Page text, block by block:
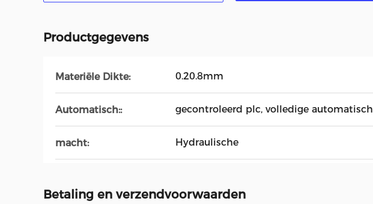
Productgegevens
Materiële Dikte: 0.20.8mm
Automatisch:: gecontroleerd plc, volledige automatisch
macht: Hydraulische
Betaling en verzendvoorwaarden